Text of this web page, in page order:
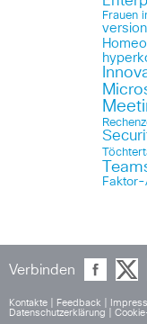
Frauen
version
Verbinden
Kontakte Feedback
Datenschutzerklärung